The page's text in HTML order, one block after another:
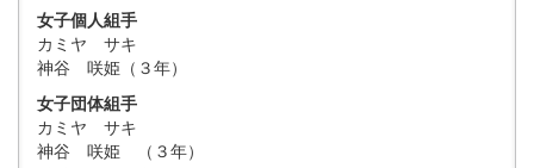
女子個人組手
カミヤ サキ
神谷 咲姫（３年）
女子団体組手
カミヤ サキ
神谷 咲姫 （３年）